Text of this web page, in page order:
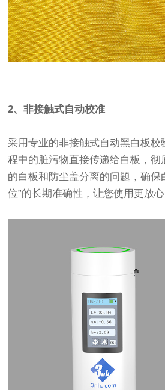
2、非接触式自动校准
采用专业的非接触式自动黑白板校
程中的脏污物直接传递给白板，彻
的白板和防尘盖分离的问题，确保
位”的长期准确性，让您使用更放心